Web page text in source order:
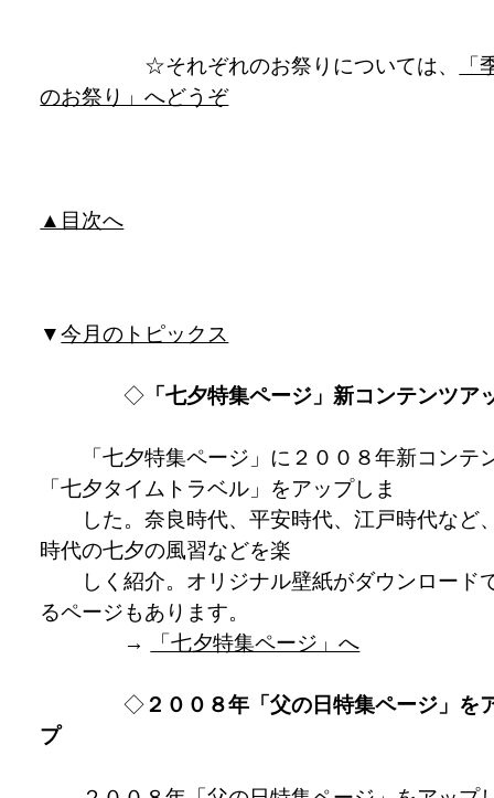
☆それぞれのお祭りについては、
「
のお祭り」へどうぞ
▲目次へ
▼今月のトピックス
◇ 「七夕特集ページ」新コンテンツア
「七夕特集ページ」に２００８年新コンテ
「七夕タイムトラベル」をアップしま
した。奈良時代、平安時代、江戸時代など
時代の七夕の風習などを楽
しく紹介。オリジナル壁紙がダウンロード
るページもあります。
→
「七夕特集ページ」へ
◇２００８年「父の日特集ページ」を
プ